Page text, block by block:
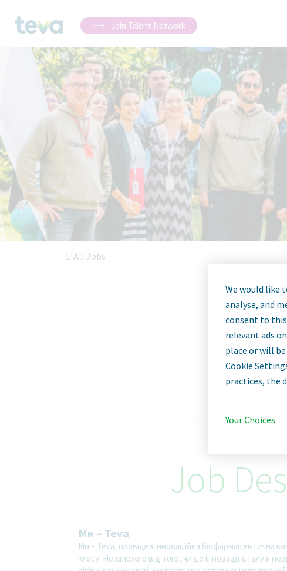
Join Talent Network
All Jobs
Job
Ми – Teva
Ми – Teva, провідна інноваційна біофармацевтична
класу. Незалежно від того, чи це інновації в галузі
We would like
analyse, and
consent to
relevant ads
place or will be
Cookie
practices, the
Your Choices